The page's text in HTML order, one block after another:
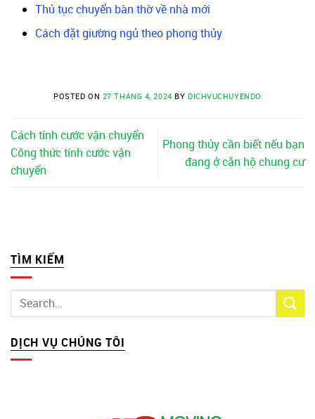
Thủ tục chuyển bàn thờ về nhà mới
Cách đặt giường ngủ theo phong thủy
POSTED ON 27 THÁNG 4, 2024 BY DICHVUCHUYENDO
Cách tính cước vận chuyển
Công thức tính cước vận
chuyển
Phong thủy cần biết nếu bạn
đang ở căn hộ chung cư
TÌM KIẾM
DỊCH VỤ CHÚNG TÔI